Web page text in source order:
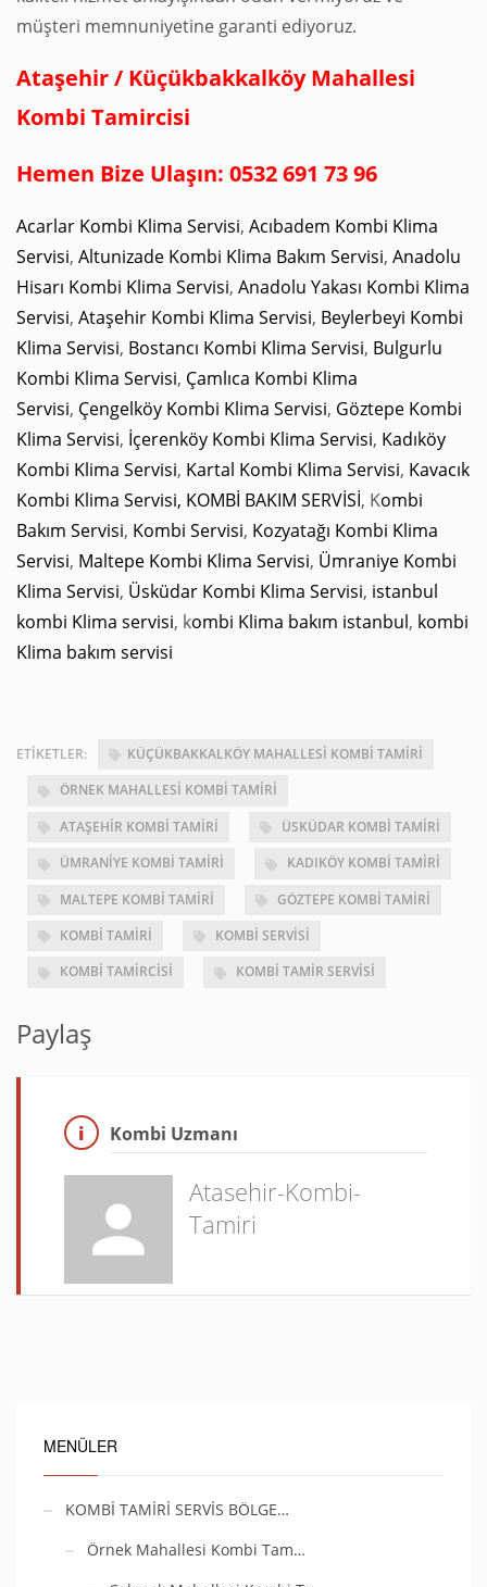
müşteri memnuniyetine garanti ediyoruz.
Ataşehir / Küçükbakkalköy Mahallesi
Kombi Tamircisi
Hemen Bize Ulaşın: 0532 691 73 96
Acarlar Kombi Klima Servisi, Acıbadem Kombi Klima
Servisi, Altunizade Kombi Klima Bakım Servisi, Anadolu
Hisarı Kombi Klima Servisi, Anadolu Yakası Kombi Klima
Servisi, Ataşehir Kombi Klima Servisi, Beylerbeyi Kombi
Klima Servisi, Bostancı Kombi Klima Servisi, Bulgurlu
Kombi Klima Servisi, Çamlıca Kombi Klima
Servisi, Çengelköy Kombi Klima Servisi, Göztepe Kombi
Klima Servisi, İçerenköy Kombi Klima Servisi, Kadıköy
Kombi Klima Servisi, Kartal Kombi Klima Servisi, Kavacık
Kombi Klima Servisi, KOMBİ BAKIM SERVİSİ, Kombi
Bakım Servisi, Kombi Servisi, Kozyatağı Kombi Klima
Servisi, Maltepe Kombi Klima Servisi, Ümraniye Kombi
Klima Servisi, Üsküdar Kombi Klima Servisi, istanbul
kombi Klima servisi, kombi Klima bakım istanbul, kombi
Klima bakım servisi
ETIKETLER: KÜÇÜKBAKKALKÖY MAHALLESI KOMBI TAMIRI
ÖRNEK MAHALLESI KOMBI TAMIRI
ATAŞEHIR KOMBI TAMIRI ÜSKÜDAR KOMBI TAMIRI
ÜMRANIYE KOMBI TAMIRI KADIKÖY KOMBI TAMIRI
MALTEPE KOMBI TAMIRI GÖZTEPE KOMBI TAMIRI
KOMBI TAMIRI KOMBI SERVISI
KOMBI TAMIRCISI KOMBI TAMIR SERVISI
Paylaş
Kombi Uzmanı
Atasehir-Kombi-
Tamiri
MENÜLER
KOMBİ TAMİRİ SERVİS BÖLGE…
Örnek Mahallesi Kombi Tam…